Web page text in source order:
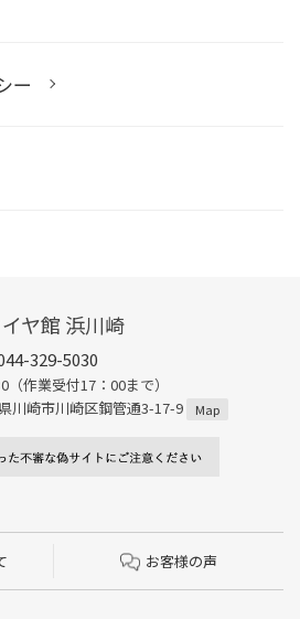
ー
ヤ館 浜川崎
329-5030
（作業受付17：00まで）
川崎市川崎区鋼管通3-17-9
Map
お客様の声